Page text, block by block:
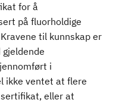
for å
på fluorholdige
til kunnskap er
i
ikke ventet at flere
eller at